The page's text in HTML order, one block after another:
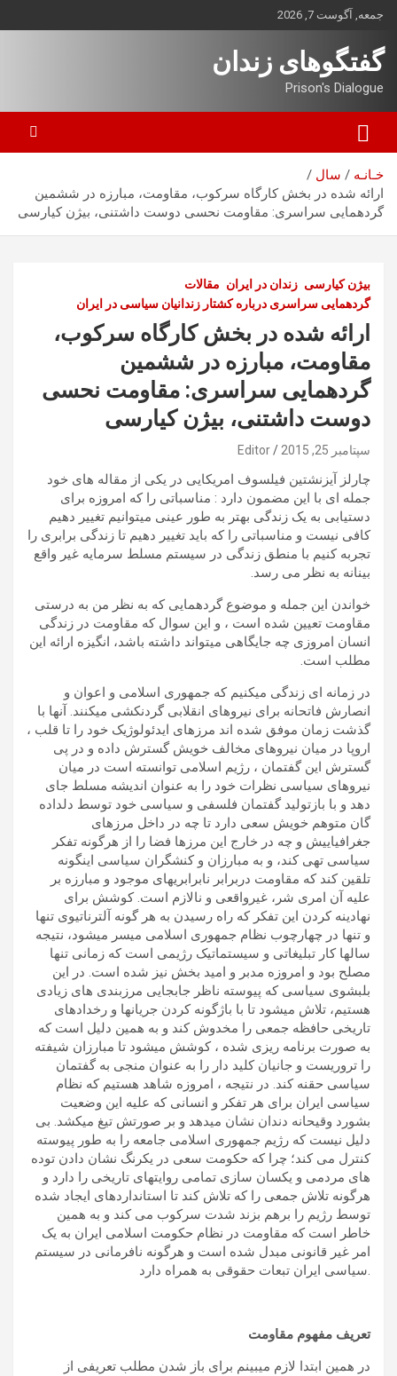
بروید
جمعه, آگوست 7, 2026
گفتگوهای زندان
Prison's Dialogue
خـانـه
سال
ارائه شده در بخش کارگاه سرکوب، مقاومت، مبارزه در ششمین
گردهمایی سراسری: مقاومت نحسی دوست داشتنی، بیژن کیارسی
بیژن کیارسی زندان در ایران مقالات
گردهمایی سراسری درباره کشتار زندانیان سیاسی در ایران
ارائه شده در بخش کارگاه سرکوب،
مقاومت، مبارزه در ششمین
گردهمایی سراسری: مقاومت نحسی
دوست داشتنی، بیژن کیارسی
سپتامبر 25, 2015 Editor
چارلز آیزنشتین فیلسوف امریکایی در یکی از مقاله های خود
جمله ای با این مضمون دارد : مناسباتی را که امروزه برای
دستیابی به یک زندگی بهتر به طور عینی میتوانیم تغییر دهیم
کافی نیست و مناسباتی را که باید تغییر دهیم تا زندگی برابری را
تجربه کنیم با منطق زندگی در سیستم مسلط سرمایه غیر واقع
بینانه به نظر می رسد.
خواندن این جمله و موضوع گردهمایی که به نظر من به درستی
مقاومت تعیین شده است ، و این سوال که مقاومت در زندگی
انسان امروزی چه جایگاهی میتواند داشته باشد، انگیزه ارائه این
مطلب است.
در زمانه ای زندگی میکنیم که جمهوری اسلامی و اعوان و
انصارش فاتحانه برای نیروهای انقلابی گردنکشی میکنند. آنها با
گذشت زمان موفق شده اند ‪، مرزهای ایدئولوژیک خود را تا قلب
اروپا در میان نیروهای مخالف خویش گسترش داده و در پی
گسترش این گفتمان ، رژیم اسلامی توانسته است در میان
نیروهای سیاسی نظرات خود را به عنوان اندیشه مسلط جای
دهد و با بازتولید گفتمان فلسفی و سیاسی خود توسط دلداده
گان متوهم خویش سعی دارد تا چه در داخل مرزهای
جغرافیاییش و چه در خارج این مرزها فضا را از هرگونه تفکر
سیاسی تهی کند، و به مبارزان و کنشگران سیاسی اینگونه
تلقین کند که مقاومت دربرابر نابرابریهای موجود و مبارزه بر
علیه آن امری شر، غیرواقعی و نالازم است. کوشش برای
نهادینه کردن این تفکر که راه رسیدن به هر گونه آلترناتیوی تنها
و تنها در چهارچوب نظام جمهوری اسلامی میسر میشود، نتیجه
سالها کار تبلیغاتی و سیستماتیک رژیمی است که زمانی تنها
مصلح بود و امروزه مدبر و امید بخش نیز شده است. در این
بلبشوی سیاسی که پیوسته ناظر جابجایی مرزبندی های زیادی
هستیم، تلاش میشود تا با باژگونه کردن جریانها و رخدادهای
تاریخی حافظه جمعی را مخدوش کند و به همین دلیل است که
به صورت برنامه ریزی شده ، کوشش میشود تا مبارزان شیفته
را تروریست و جانیان کلید دار را به عنوان منجی به گفتمان
سیاسی حقنه کند. در نتیجه ، امروزه شاهد هستیم که نظام
سیاسی ایران برای هر تفکر و انسانی که علیه این وضعیت
بشورد وقیحانه دندان نشان میدهد و بر صورتش تیغ میکشد. بی
دلیل نیست که رژیم جمهوری اسلامی جامعه را به طور پیوسته
کنترل می کند؛ چرا که حکومت سعی در یکرنگ نشان دادن توده
های مردمی و یکسان سازی تمامی روایتهای تاریخی را دارد و
هرگونه تلاش جمعی را که تلاش کند تا استانداردهای ایجاد شده
توسط رژیم را برهم بزند شدت سرکوب می کند و به همین
خاطر است که مقاومت در نظام حکومت اسلامی ایران به یک
امر غیر قانونی مبدل شده است و هرگونه نافرمانی در سیستم
سیاسی ایران تبعات حقوقی به همراه دارد.
تعریف مفهوم مقاومت
در همین ابتدا لازم میبینم برای باز شدن مطلب تعریفی از